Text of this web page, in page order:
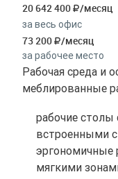
20 642 400 /месяц
за весь офис
73 200 /месяц
за рабочее место
Рабочая среда и
меблированные
рабочие столы
встроенными
эргономичные
мягкими